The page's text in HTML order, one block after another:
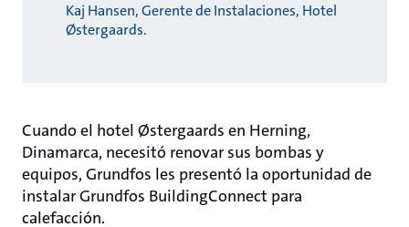
Kaj Hansen, Gerente de Instalaciones, Hotel
Østergaards.
Cuando el hotel Østergaards en Herning,
Dinamarca, necesitó renovar sus bombas y
equipos, Grundfos les presentó la oportunidad de
instalar Grundfos BuildingConnect para
calefacción.